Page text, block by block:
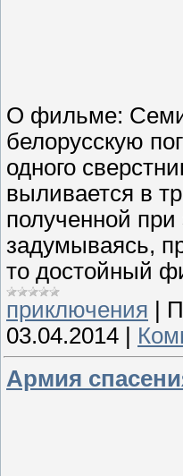
О фильме:
белорусскую
одного
выливается в
полученной
задумываясь,
то достойный
приключения
03.04.2014
Армия